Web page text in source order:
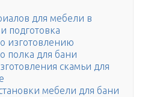
для мебели в
подготовка
изготовлению
полка для бани
скамьи для
мебели для бани